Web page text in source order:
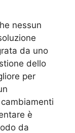
nessun
da uno
dello
per
è
da